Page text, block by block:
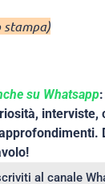
stampa)
su Whatsapp
interviste,
al canale